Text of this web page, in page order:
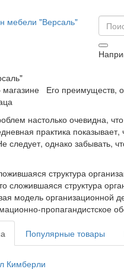
магазине Его преимуществ,
настолько очевидна,
практика
следует, однако забывать,
структура
сложившаяся структура
модель организационной
пропагандистское
Популярные товары